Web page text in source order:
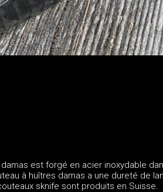
est forgé en acier inoxydable
à huîtres damas a une dureté de
sknife sont produits en Suisse.